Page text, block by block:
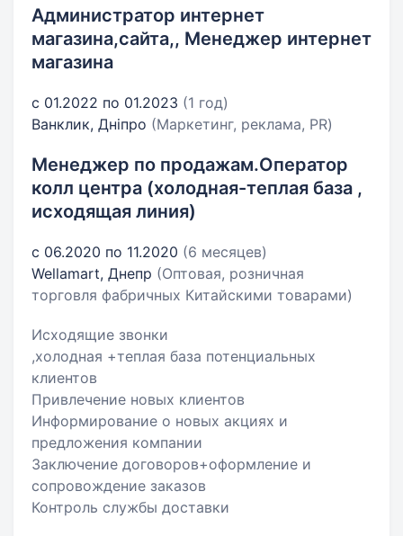
Администратор интернет
магазина,сайта,, Менеджер интернет
магазина
с 01.2022 по 01.2023 (1 год)
Ванклик, Дніпро (Маркетинг, реклама, PR)
Менеджер по продажам.Оператор
колл центра (холодная-теплая база ,
исходящая линия)
с 06.2020 по 11.2020 (6 месяцев)
Wellamart, Днепр (Оптовая, розничная
торговля фабричных Китайскими товарами)
Исходящие звонки
,холодная +теплая база потенциальных
клиентов
Привлечение новых клиентов
Информирование о новых акциях и
предложения компании
Заключение договоров+оформление и
сопровождение заказов
Контроль службы доставки